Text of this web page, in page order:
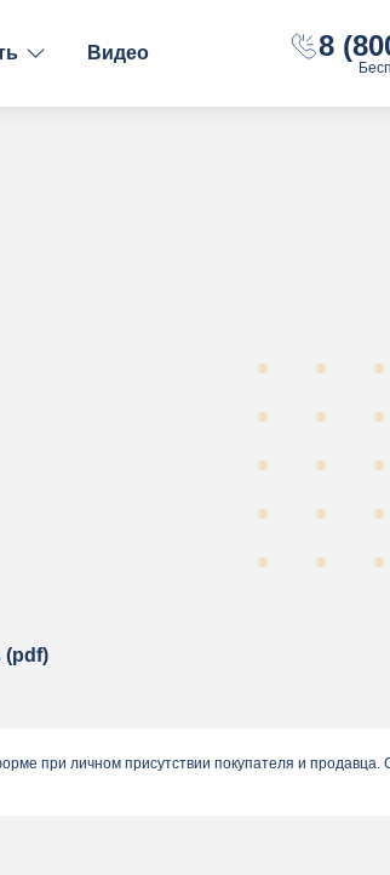
Видео 8
(pdf)
при личном присутствии покупателя и продавца.